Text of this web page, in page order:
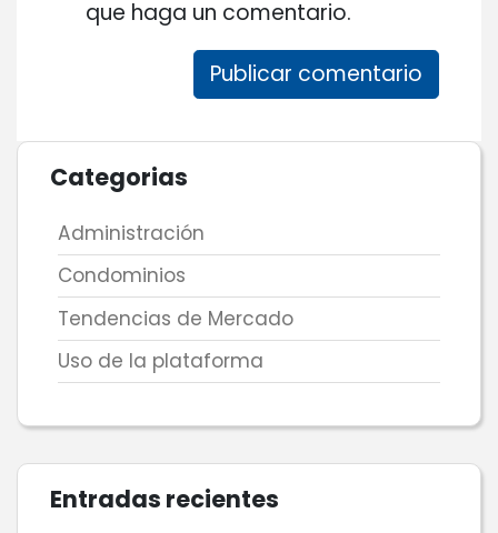
que haga un comentario.
Categorias
Administración
Condominios
Tendencias de Mercado
Uso de la plataforma
Entradas recientes